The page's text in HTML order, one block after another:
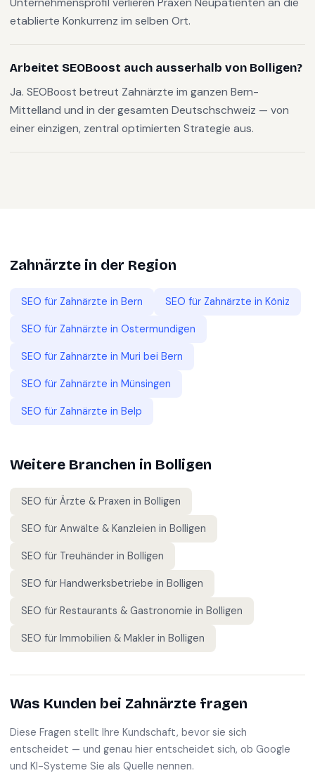
etablierte Konkurrenz im selben Ort.
Arbeitet SEOBoost auch ausserhalb von Bolligen?
Ja. SEOBoost betreut Zahnärzte im ganzen Bern-
Mittelland und in der gesamten Deutschschweiz — von
einer einzigen, zentral optimierten Strategie aus.
Zahnärzte in der Region
SEO für Zahnärzte in Bern SEO für Zahnärzte in Köniz
SEO für Zahnärzte in Ostermundigen
SEO für Zahnärzte in Muri bei Bern
SEO für Zahnärzte in Münsingen
SEO für Zahnärzte in Belp
Weitere Branchen in Bolligen
SEO für Ärzte & Praxen in Bolligen
SEO für Anwälte & Kanzleien in Bolligen
SEO für Treuhänder in Bolligen
SEO für Handwerksbetriebe in Bolligen
SEO für Restaurants & Gastronomie in Bolligen
SEO für Immobilien & Makler in Bolligen
Was Kunden bei Zahnärzte fragen
Diese Fragen stellt Ihre Kundschaft, bevor sie sich
entscheidet — und genau hier entscheidet sich, ob Google
und KI-Systeme Sie als Quelle nennen.